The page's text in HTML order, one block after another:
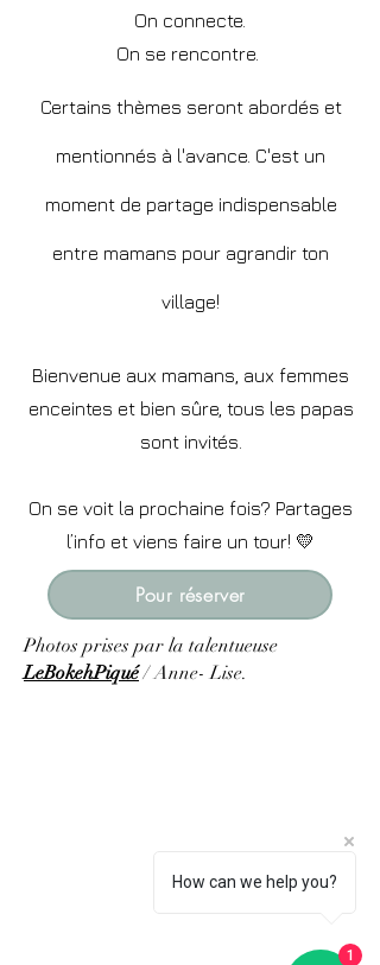
On connecte.
On se rencontre.
Certains thèmes seront abordés et
mentionnés à l'avance. C'est un
moment de partage indispensable
entre mamans pour agrandir ton
village!
Bienvenue aux mamans, aux femmes
enceintes et bien sûre, tous les papas
sont invités.
On se voit la prochaine fois? Partages
l’info et viens faire un tour! 💛
Pour réserver
Photos prises par la talentueuse
LeBokehPiqué/ Anne- Lise.
How can we help you?
1